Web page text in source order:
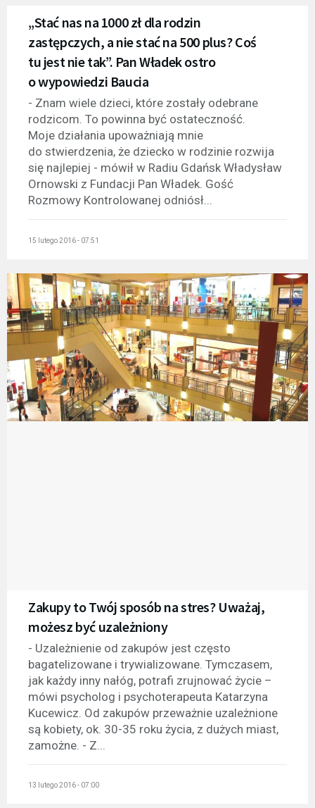
„Stać nas na 1000 zł dla rodzin
zastępczych, a nie stać na 500 plus? Coś
tu jest nie tak”. Pan Władek ostro
o wypowiedzi Baucia
- Znam wiele dzieci, które zostały odebrane
rodzicom. To powinna być ostateczność.
Moje działania upoważniają mnie
do stwierdzenia, że dziecko w rodzinie rozwija
się najlepiej - mówił w Radiu Gdańsk Władysław
Ornowski z Fundacji Pan Władek. Gość
Rozmowy Kontrolowanej odniósł...
15 lutego 2016 - 07:51
Zakupy to Twój sposób na stres? Uważaj,
możesz być uzależniony
- Uzależnienie od zakupów jest często
bagatelizowane i trywializowane. Tymczasem,
jak każdy inny nałóg, potrafi zrujnować życie –
mówi psycholog i psychoterapeuta Katarzyna
Kucewicz. Od zakupów przeważnie uzależnione
są kobiety, ok. 30-35 roku życia, z dużych miast,
zamożne. - Z...
13 lutego 2016 - 07:00